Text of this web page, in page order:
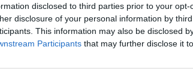
disclosed to third parties prior to your
disclosure of your personal information by
This information may also be disclosed
Participants that may further disclose it